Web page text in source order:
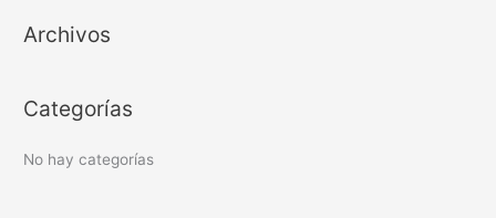
r
:
Archivos
Categorías
No hay categorías